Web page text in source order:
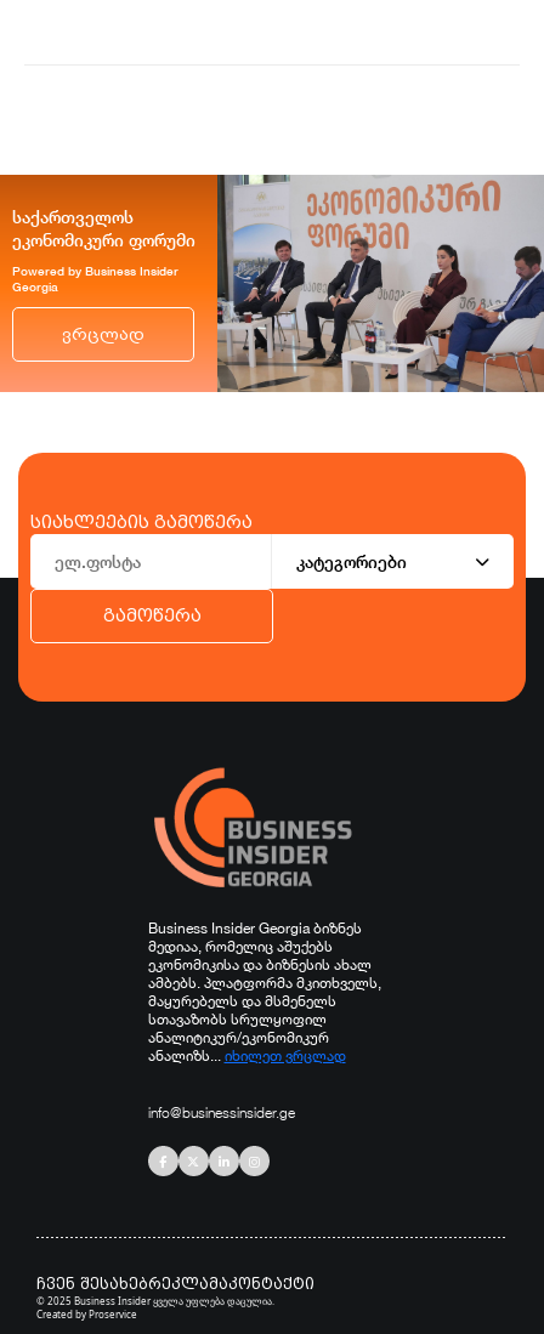
საქართველოს
ეკონომიკური ფორუმი
Powered by Business Insider
Georgia
ვრცლად
სიახლეების გამოწერა
კატეგორიები
გამოწერა
Business Insider Georgia ბიზნეს
მედიაა, რომელიც აშუქებს
ეკონომიკისა და ბიზნესის ახალ
ამბებს. პლატფორმა მკითხველს,
მაყურებელს და მსმენელს
სთავაზობს სრულყოფილ
ანალიტიკურ/ეკონომიკურ
ანალიზს... იხილეთ ვრცლად
info@businessinsider.ge
ჩვენ შესახებრეკლამაკონტაქტი
© 2025 Business Insider ყველა უფლება დაცულია.
Created byProservice